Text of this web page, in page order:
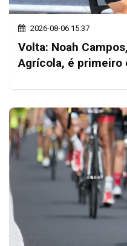
2026-08-06 15:37
Volta: Noah
Agrícola, é primeiro